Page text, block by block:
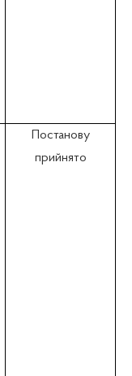
Постанову
прийнято